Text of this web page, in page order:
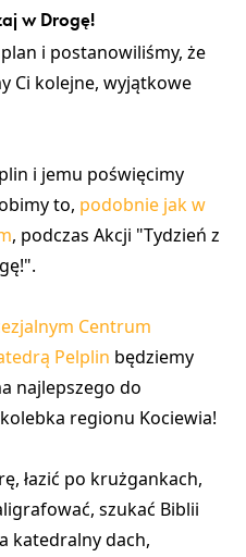
w Drogę!
i postanowiliśmy, że
Ci kolejne, wyjątkowe
i jemu poświęcimy
to, podobnie jak w
, podczas Akcji "Tydzień z
.
Centrum
Pelplin będziemy
najlepszego do
kolebka regionu Kociewia!
łazić po krużgankach,
szukać Biblii
katedralny dach,